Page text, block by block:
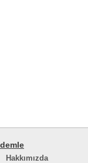
demle
Hakkımızda